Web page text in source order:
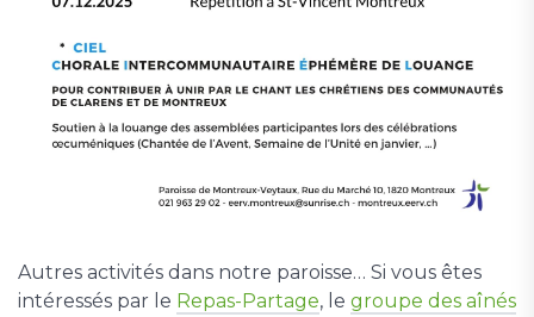
Autres activités dans notre paroisse… Si vous êtes
intéressés par le Repas-Partage, le groupe des aînés